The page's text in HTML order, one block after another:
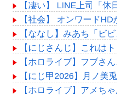
【凄い】 LINE上司「
【社会】 オンワード
【ななし】みあち「ビ
【にじさんじ】これは
【ホロライブ】フブさ
【にじ甲2026】月ノ美
【ホロライブ】アメち